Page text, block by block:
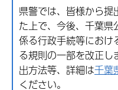
県警では、皆様から
た上で、今後、千葉
係る行政手続等におけ
る規則の一部を改正
出方法等、詳細は千葉
ください。